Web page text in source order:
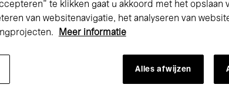
te klikken gaat u akkoord met het opslaan
van websitenavigatie, het analyseren van
Meer informatie
Alles afwijzen